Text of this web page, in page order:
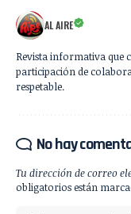
AL AIRE
Revista informativa
participación de
respetable.
No hay
Tu dirección de correo
obligatorios están